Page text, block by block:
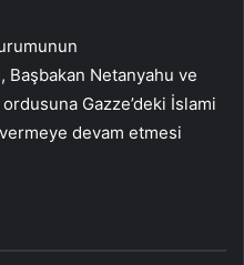
Netanyahu ve
Gazze’deki İslami
devam etmesi